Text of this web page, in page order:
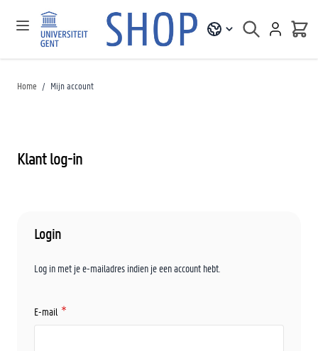
Home / Mijn account
Klant log-in
Login
Log in met je e-mailadres indien je een account hebt.
E-mail